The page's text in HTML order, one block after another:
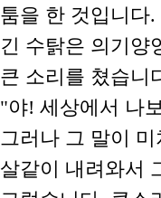
툼을 한 것입니다
긴 수탉은 의기양
큰 소리를 쳤습니
"야! 세상에서 나
그러나 그 말이
살같이 내려와서